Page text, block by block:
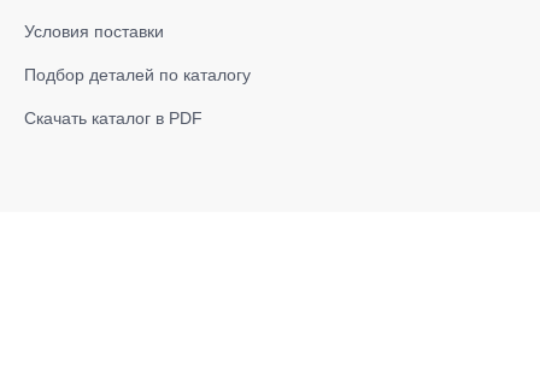
Условия поставки
Подбор деталей по каталогу
Скачать каталог в PDF